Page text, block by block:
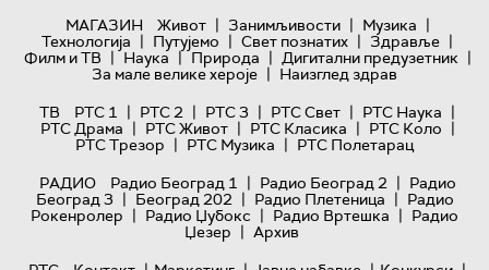
МАГАЗИН
Живот | Занимљивости | Музика |
Технологијa | Путујемо | Свет познатих | Здравље |
Филм и ТВ | Наука | Природа | Дигитални предузетник |
За мале велике хероје | Наизглед здрав
ТВ
РТС 1 | РТС 2 | РТС 3 | РТС Свет | РТС Наука |
РТС Драма | РТС Живот | РТС Класика | РТС Коло |
РТС Трезор | РТС Музика | РТС Полетарац
РАДИО
Радио Београд 1 | Радио Београд 2 | Радио
Београд 3 | Београд 202 | Радио Плетеница | Радио
Рокенролер | Радио Џубокс | Радио Вртешка | Радио
Џезер | Архив